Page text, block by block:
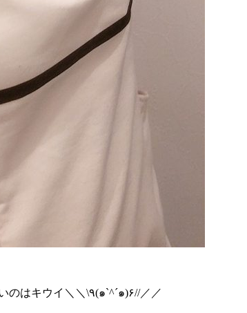
もともとフルーツは大好きでよく購入していましたが、いちごの季節が終わり最近美味しいのはキウイ＼＼\٩(๑`^´๑)۶//／／